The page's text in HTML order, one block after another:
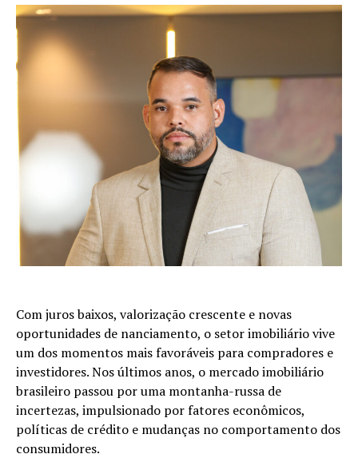
Com juros baixos, valorização crescente e novas
oportunidades de nanciamento, o setor imobiliário vive
um dos momentos mais favoráveis para compradores e
investidores. Nos últimos anos, o mercado imobiliário
brasileiro passou por uma montanha-russa de
incertezas, impulsionado por fatores econômicos,
políticas de crédito e mudanças no comportamento dos
consumidores.